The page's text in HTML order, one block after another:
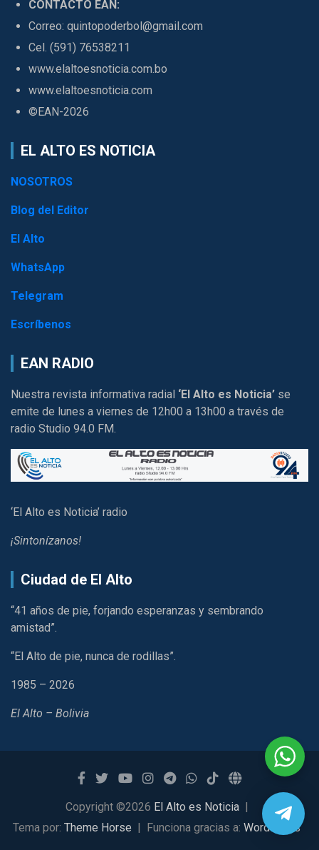
CONTACTO EAN:
Correo: quintopoderbol@gmail.com
Cel. (591) 76538211
www.elaltoesnoticia.com.bo
www.elaltoesnoticia.com
©EAN-2026
EL ALTO ES NOTICIA
NOSOTROS
Blog del Editor
El Alto
WhatsApp
Telegram
Escríbenos
EAN RADIO
Nuestra revista informativa radial ‘El Alto es Noticia’ se
emite de lunes a viernes de 12h00 a 13h00 a través de
radio Studio 94.0 FM.
‘El Alto es Noticia’ radio
¡Sintonízanos!
Ciudad de El Alto
“41 años de pie, forjando esperanzas y sembrando
amistad”.
“El Alto de pie, nunca de rodillas”.
1985 – 2026
El Alto – Bolivia
Copyright ©2026 El Alto es Noticia
Tema por: Theme Horse Funciona gracias a: WordPress